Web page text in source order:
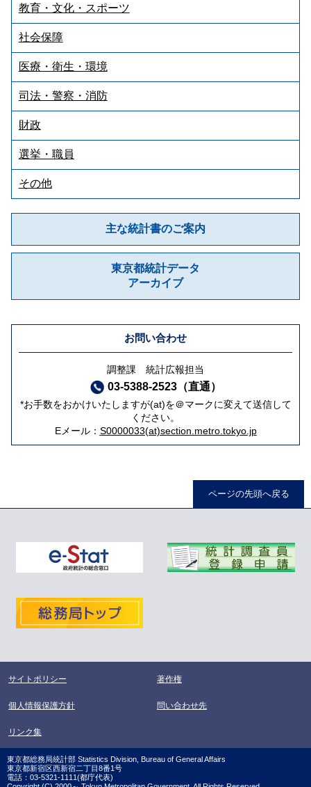
教育・文化・スポーツ
社会保障
医療・衛生・環境
司法・警察・消防
財政
選挙・職員
その他
主な統計書のご案内
東京都統計データ
アーカイブ
お問い合わせ
調整課 統計広報担当
03-5388-2523（直通）
*お手数をおかけいたしますが(at)を＠マークに変えて送信して
ください。
Eメール： S0000033(at)section.metro.tokyo.jp
ページの先頭へ戻る
サイトポリシー 著作権
個人情報保護方針 問い合わせ先
リンク集
東京都総務局統計部 Statistics Division, Bureau of General Affairs
東京都新宿区西新宿二丁目8番1号
電話：03-5321-1111(都庁代表)